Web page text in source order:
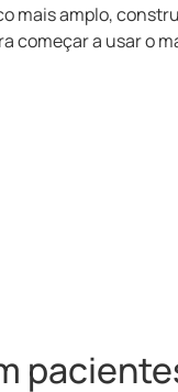
mais amplo,
começar a usar o